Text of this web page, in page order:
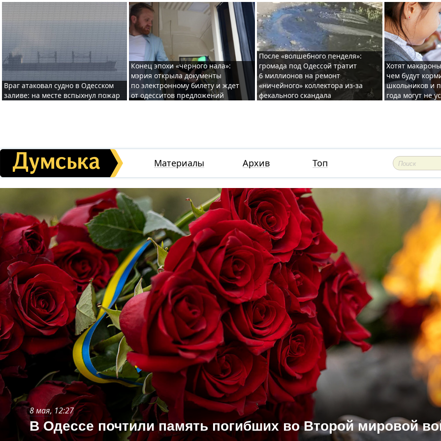
Враг атаковал судно в Одесском
заливе: на месте вспыхнул пожар
Конец эпохи «черного нала»:
мэрия открыла документы
по электронному билету и ждет
от одесситов предложений
После «волшебного пенделя»:
громада под Одессой тратит
6 миллионов на ремонт
«ничейного» коллектора из-за
фекального скандала
Хотят
чем будут
школьников и
года могут не
Материалы Архив Топ
8 мая, 12:27
В Одессе почтили память погибших во Второй мировой